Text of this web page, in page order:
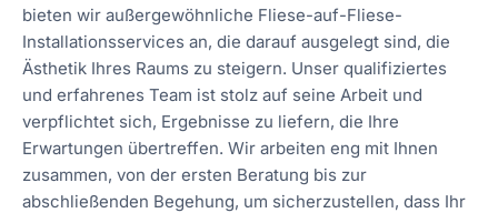
bieten wir außergewöhnliche Fliese-auf-Fliese-
Installationsservices an, die darauf ausgelegt sind, die
Ästhetik Ihres Raums zu steigern. Unser qualifiziertes
und erfahrenes Team ist stolz auf seine Arbeit und
verpflichtet sich, Ergebnisse zu liefern, die Ihre
Erwartungen übertreffen. Wir arbeiten eng mit Ihnen
zusammen, von der ersten Beratung bis zur
abschließenden Begehung, um sicherzustellen, dass Ihr